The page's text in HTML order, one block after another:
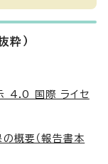
粋）
示 4.0 国際 ライセ
概要（報告書本